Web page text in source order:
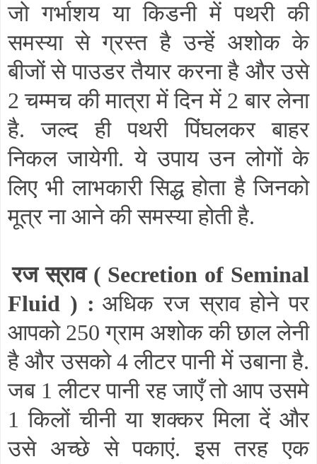
जो गर्भाशय या किडनी में पथरी की
समस्या से ग्रस्त है उन्हें अशोक के
बीजों से पाउडर तैयार करना है और उसे
2 चम्मच की मात्रा में दिन में 2 बार लेना
है. जल्द ही पथरी पिंघलकर बाहर
निकल जायेगी. ये उपाय उन लोगों के
लिए भी लाभकारी सिद्ध होता है जिनको
मूत्र ना आने की समस्या होती है.
रज स्राव ( Secretion of Seminal
Fluid ) : अधिक रज स्राव होने पर
आपको 250 ग्राम अशोक की छाल लेनी
है और उसको 4 लीटर पानी में उबाना है.
जब 1 लीटर पानी रह जाएँ तो आप उसमे
1 किलों चीनी या शक्कर मिला दें और
उसे अच्छे से पकाएं. इस तरह एक